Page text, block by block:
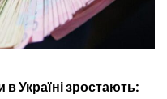
в Україні зростають: